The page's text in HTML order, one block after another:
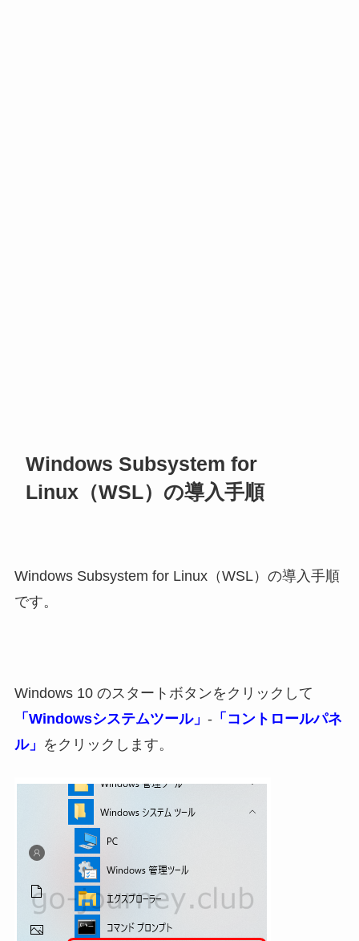
Windows Subsystem for
Linux（WSL）の導入手順
Windows Subsystem for Linux（WSL）の導入手順
です。
Windows 10 のスタートボタンをクリックして
「Windowsシステムツール」 ‐「コントロールパネ
ル」 をクリックします。